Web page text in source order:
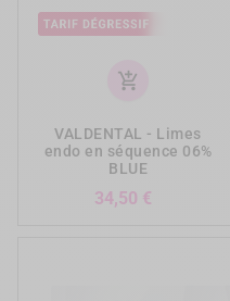
add_shopping_cart
VALDENTAL - Limes
endo en séquence 06%
BLUE
34,50 €